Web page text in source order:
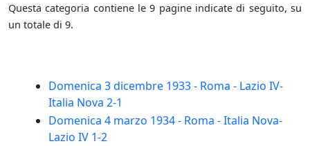
Questa categoria contiene le 9 pagine indicate di seguito, su
un totale di 9.
Domenica 3 dicembre 1933 - Roma - Lazio IV-
Italia Nova 2-1
Domenica 4 marzo 1934 - Roma - Italia Nova-
Lazio IV 1-2